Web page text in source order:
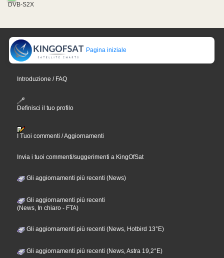
DVB-S2X
Pagina iniziale
Introduzione / FAQ
Definisci il tuo profilo
I Tuoi commenti / Aggiornamenti
Invia i tuoi commenti/suggerimenti a KingOfSat
Gli aggiornamenti più recenti (News)
Gli aggiornamenti più recenti
(News, In chiaro - FTA)
Gli aggiornamenti più recenti (News, Hotbird 13°E)
Gli aggiornamenti più recenti (News, Astra 19,2°E)